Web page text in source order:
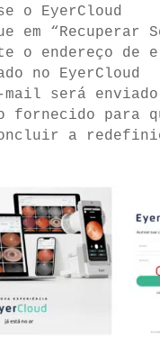
o EyerCloud
em “Recuperar
o endereço de
no EyerCloud
mail será
fornecido para
a